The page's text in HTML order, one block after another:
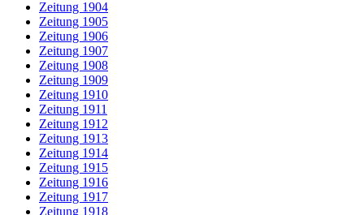
Zeitung 1904
Zeitung 1905
Zeitung 1906
Zeitung 1907
Zeitung 1908
Zeitung 1909
Zeitung 1910
Zeitung 1911
Zeitung 1912
Zeitung 1913
Zeitung 1914
Zeitung 1915
Zeitung 1916
Zeitung 1917
Zeitung 1918